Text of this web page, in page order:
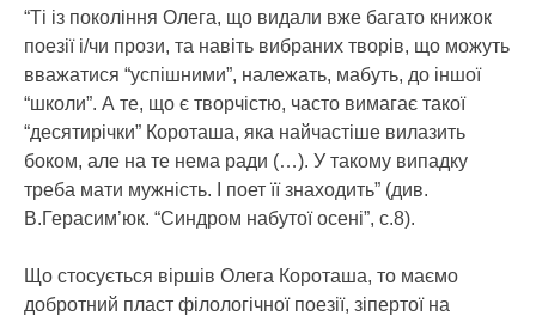
“Ті із покоління Олега, що видали вже багато книжок
поезії і/чи прози, та навіть вибраних творів, що можуть
вважатися “успішними”, належать, мабуть, до іншої
“школи”. А те, що є творчістю, часто вимагає такої
“десятирічки” Короташа, яка найчастіше вилазить
боком, але на те нема ради (…). У такому випадку
треба мати мужність. І поет її знаходить” (див.
В.Герасим’юк. “Синдром набутої осені”, с.8).
Що стосується віршів Олега Короташа, то маємо
добротний пласт філологічної поезії, зіпертої на